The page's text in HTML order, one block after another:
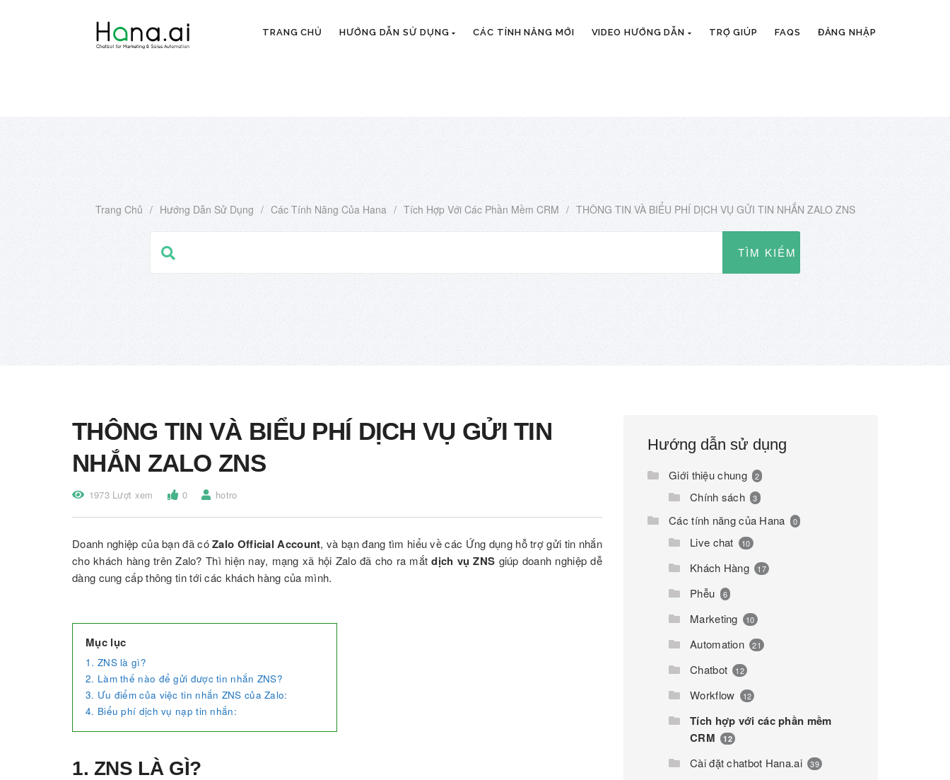
TRANG CHỦ HƯỚNG DẪN SỬ DỤNG CÁC TÍNH NĂNG MỚI VIDEO HƯỚNG DẪN TRỢ GIÚP FAQS ĐĂNG NHẬP
Trang Chủ / Hướng Dẫn Sử Dụng / Các Tính Năng Của Hana / Tích Hợp Với Các Phần Mềm CRM / THÔNG TIN VÀ BIỂU PHÍ DỊCH VỤ GỬI TIN NHẮN ZALO ZNS
THÔNG TIN VÀ BIỂU PHÍ DỊCH VỤ GỬI TIN
NHẮN ZALO ZNS
1973 Lượt xem 0 hotro
Doanh nghiệp của bạn đã cóZalo Official Account, và bạn đang tìm hiểu về các Ứng dụng hỗ trợ gửi tin nhắn
cho khách hàng trên Zalo? Thì hiện nay, mạng xã hội Zalo đã cho ra mắtdịch vụ ZNS giúp doanh nghiệp dễ
dàng cung cấp thông tin tới các khách hàng của mình.
Mục lục
1. ZNS là gì?
2. Làm thế nào để gửi được tin nhắn ZNS?
3. Ưu điểm của việc tin nhắn ZNS của Zalo:
4. Biểu phí dịch vụ nạp tin nhắn:
1. ZNS LÀ GÌ?
Hướng dẫn sử dụng
Giới thiệu chung 2
Chính sách 3
Các tính năng của Hana 0
Live chat 10
Khách Hàng 17
Phễu 6
Marketing 10
Automation 21
Chatbot 12
Workflow 12
Tích hợp với các phần mềm
CRM
12
Cài đặt chatbot Hana.ai 39